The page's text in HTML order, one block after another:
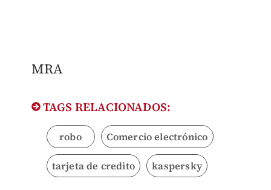
MRA
TAGS RELACIONADOS:
robo Comercio electrónico
tarjeta de credito kaspersky